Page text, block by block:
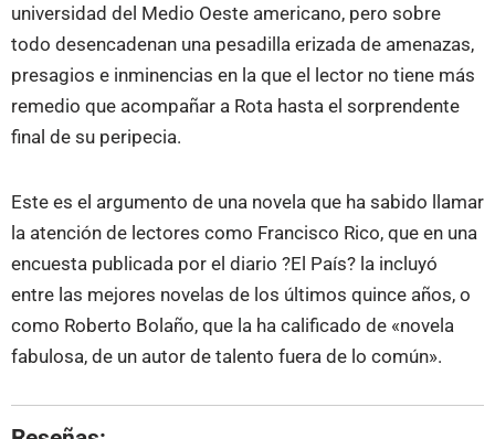
universidad del Medio Oeste americano, pero sobre
todo desencadenan una pesadilla erizada de amenazas,
presagios e inminencias en la que el lector no tiene más
remedio que acompañar a Rota hasta el sorprendente
final de su peripecia.
Este es el argumento de una novela que ha sabido llamar
la atención de lectores como Francisco Rico, que en una
encuesta publicada por el diario ?El País? la incluyó
entre las mejores novelas de los últimos quince años, o
como Roberto Bolaño, que la ha calificado de «novela
fabulosa, de un autor de talento fuera de lo común».